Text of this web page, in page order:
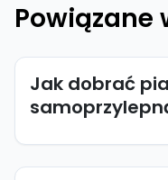
Powiązane
Jak dobrać